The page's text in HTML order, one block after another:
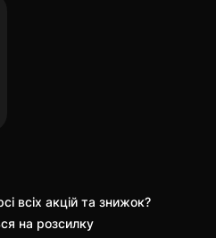
всіх акцій та знижок?
на розсилку